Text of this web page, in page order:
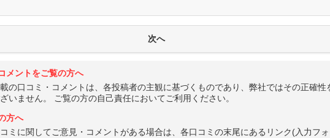
メントをご覧の方へ
の口コミ・コメントは、各投稿者の主観に基づくものであり、弊社ではその正確性
いません。 ご覧の方の自己責任においてご利用ください。
方へ
ミに関してご意見・コメントがある場合は、各口コミの末尾にあるリンク(入力フ